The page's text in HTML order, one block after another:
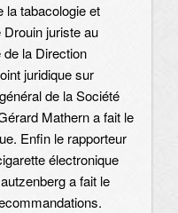
la tabacologie et
juriste au
la Direction
juridique sur
de la Société
Mathern a fait le
Enfin le rapporteur
électronique
a fait le